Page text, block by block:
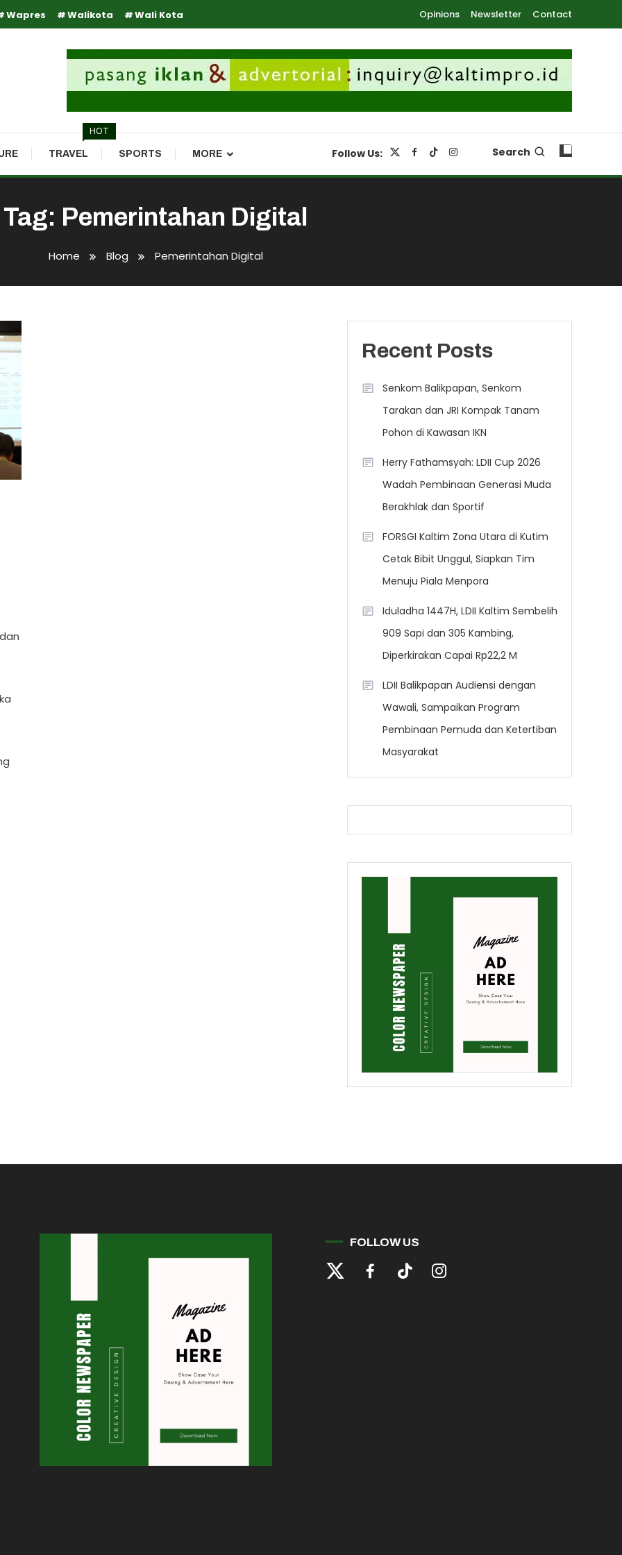
Wapres Walikota Wali Kota Opinions Newsletter Contact
TRAVEL
HOT
SPORTS MORE Follow Us: Search
Tag: Pemerintahan Digital
Home Blog Pemerintahan Digital
Recent Posts
Senkom Balikpapan, Senkom
Tarakan dan JRI Kompak Tanam
Pohon di Kawasan IKN
Herry Fathamsyah: LDII Cup 2026
Wadah Pembinaan Generasi Muda
Berakhlak dan Sportif
FORSGI Kaltim Zona Utara di Kutim
Cetak Bibit Unggul, Siapkan Tim
Menuju Piala Menpora
Iduladha 1447H, LDII Kaltim Sembelih
909 Sapi dan 305 Kambing,
Diperkirakan Capai Rp22,2 M
LDII Balikpapan Audiensi dengan
Wawali, Sampaikan Program
Pembinaan Pemuda dan Ketertiban
Masyarakat
FOLLOW US